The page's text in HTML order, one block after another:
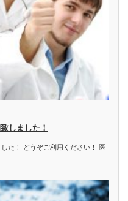
しました！
た！ どうぞご利用ください！ 医